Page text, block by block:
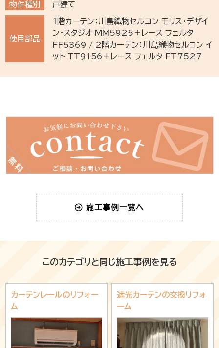
物件種別 戸建て
使用部品
1階カーテン：川島織物セルコン モリス・デザイ
ン・スタジオ MM5925＋レース フェルタ
FF5369 / 2階カーテン：川島織物セルコン イ
ット TT9156＋レース フェルタ FT7527
施工事例一覧へ
このカテゴリと同じ施工事例を見る
カーテンレールのリフォー
ム
遮光カーテンの交換リフォ
ーム